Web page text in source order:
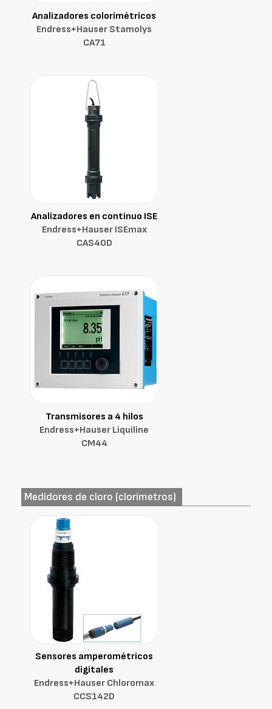
Analizadores colorimétricos
Endress+Hauser Stamolys
CA71
Analizadores en continuo ISE
Endress+Hauser ISEmax
CAS40D
Transmisores a 4 hilos
Endress+Hauser Liquiline
CM44
Medidores de cloro (clorímetros)
Sensores amperométricos
digitales
Endress+Hauser Chloromax
CCS142D